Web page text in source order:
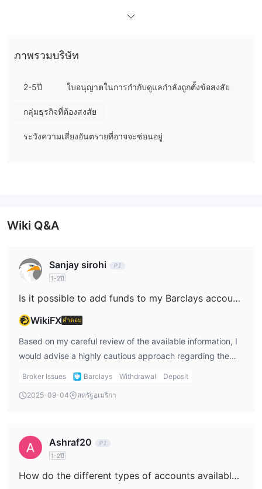
ทางการในประเทศญี่ปุ่น
ข้อดีและข้อเสีย
Barclays ถูกต้องหรือไม่?
ปัจจัยที่สำคัญที่สุดในการวัดความปลอดภัยของแพลตฟอร์มโบรกเกอร์
โบรกเกอร์ที่ไม่ได้รับการควบคุมซึ่งหมายความว่าความปลอดภัย
ตลาดทุน, การธนาคารลงทุน, ซื้อขายเงินตราต่างประเทศ,
ทรัพย์สิน,
และการให้บริการที่ปรึกษา
สาขาโตเกียว ให้บริการ
FXและอนุพันธ์;
สินทรัพย์ที่หลากหลายเพื่อตอบสนองความต้องการของนักลงทุนสถาบัน
ภาพรวมบริษัท
2-5ปี ใบอนุญาตในการกำกับดูแลกำลังถูกตั้งข้อสงสัย
กลุ่มธุรกิจที่ต้องสงสัย
ระวังความเสี่ยงอันตรายที่อาจจะซ่อนอยู่
Wiki Q&A
Sanjay sirohi
1-2ปี
Is it possible to add funds to my Barclays account with cryptocurrencies such as Bitcoin or USDT?
WikiFXคำตอบ
Based on my careful review of the available information, I
would advise a highly cautious approach regarding the
idea of adding funds—whether via cryptocurrency or any
form as presented here. The broker operates in Japan,
high-risk warning. For me as a trader, regulation is the
cornerstone of security and transparency; without
oversight, there is a much higher risk that client funds may
Broker Issues Barclays Withdrawal Deposit
2025-09-04 สหรัฐอเมริกา
Ashraf20
1-2ปี
How do the different types of accounts available at Barclays compare to each other?